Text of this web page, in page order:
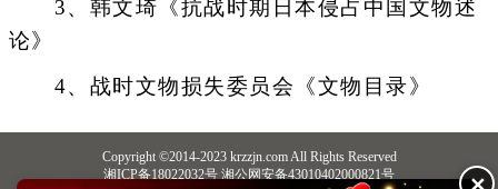
3、韩文琦《抗战时期日本侵占中国文物述
论》
4、战时文物损失委员会《文物目录》
Copyright ©2014-2023 krzzjn.com All Rights Reserved
湘ICP备18022032号 湘公网安备43010402000821号